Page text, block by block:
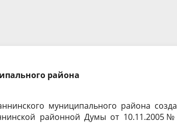
Результаты проверок в КСП
Совет контрольно-счетных
Волгоградской области
района
муниципального района
районной Думы от